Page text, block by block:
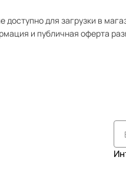
для загрузки в
и публичная оферта